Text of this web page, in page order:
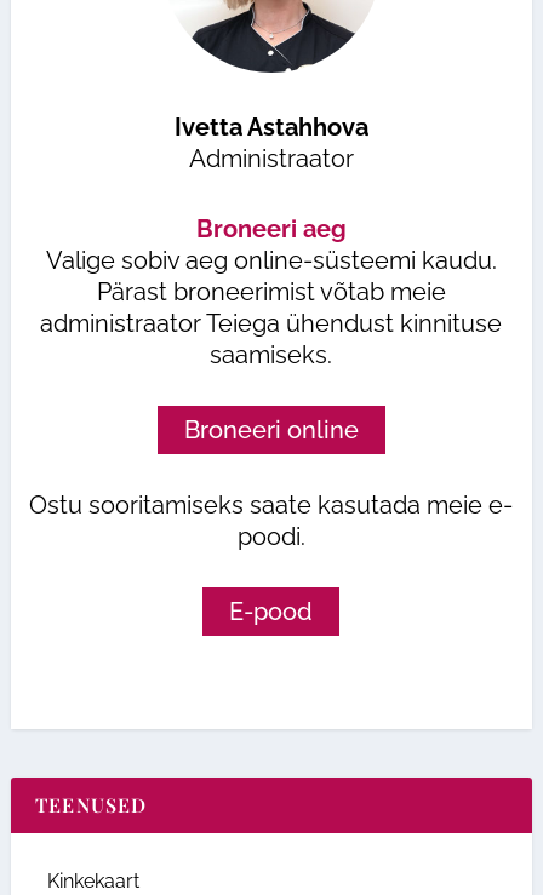
Ivetta Astahhova
Administraator
Broneeri aeg
Valige sobiv aeg online-süsteemi kaudu.
Pärast broneerimist võtab meie
administraator Teiega ühendust kinnituse
saamiseks.
Broneeri online
Ostu sooritamiseks saate kasutada meie e-
poodi.
E-pood
TEENUSED
Kinkekaart